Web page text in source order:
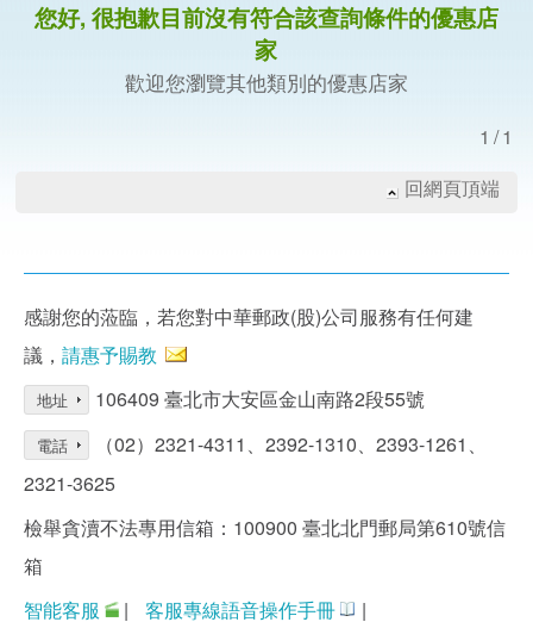
您好, 很抱歉目前沒有符合該查詢條件的優惠店
家
歡迎您瀏覽其他類別的優惠店家
1/1
回網頁頂端
感謝您的蒞臨，若您對中華郵政(股)公司服務有任何建
議， 請惠予賜教
地址 106409 臺北市大安區金山南路2段55號
電話
（02）2321-4311、2392-1310、2393-1261、
2321-3625
檢舉貪瀆不法專用信箱：100900 臺北北門郵局第610號信
箱
智能客服
| 客服專線語音操作手冊 |